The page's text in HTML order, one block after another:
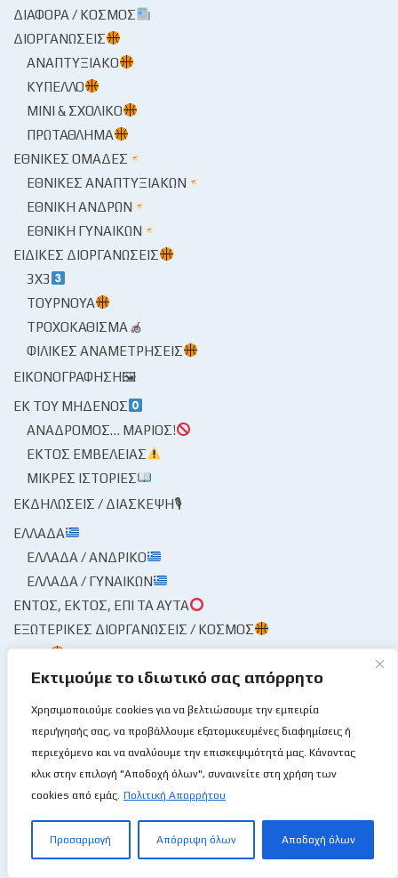
Εκτιμούμε το ιδιωτικό σας απόρρητο
Χρησιμοποιούμε cookies για να βελτιώσουμε την εμπειρία
περιήγησής σας, να προβάλλουμε εξατομικευμένες διαφημίσεις ή
περιεχόμενο και να αναλύουμε την επισκεψιμότητά μας. Κάνοντας
κλικ στην επιλογή "Αποδοχή όλων", συναινείτε στη χρήση των
cookies από εμάς. Πολιτική Απορρήτου
Προσαρμογή Απόρριψη όλων Αποδοχή όλων
ΔΙΆΦΟΡΑ / ΚΌΣΜΟΣ
ΔΙΟΡΓΑΝΏΣΕΙΣ
ΑΝΑΠΤΥΞΙΑΚΌ
ΚΎΠΕΛΛΟ
ΜΊΝΙ & ΣΧΟΛΙΚΌ
ΠΡΩΤΆΘΛΗΜΑ
ΕΘΝΙΚΈΣ ΟΜΆΔΕΣ
ΕΘΝΙΚΈΣ ΑΝΑΠΤΥΞΙΑΚΏΝ
ΕΘΝΙΚΉ ΑΝΔΡΏΝ
ΕΘΝΙΚΉ ΓΥΝΑΙΚΏΝ
ΕΙΔΙΚΈΣ ΔΙΟΡΓΑΝΏΣΕΙΣ
3X3
ΤΟΥΡΝΟΥΆ
ΤΡΟΧΟΚΆΘΙΣΜΑ
ΦΙΛΙΚΈΣ ΑΝΑΜΕΤΡΉΣΕΙΣ
ΕΙΚΟΝΟΓΡΆΦΗΣΗ🖼
ΕΚ ΤΟΥ ΜΗΔΕΝΌΣ
ΑΝΆΔΡΟΜΟΣ… ΜΆΡΙΟΣ!
ΕΚΤΌΣ ΕΜΒΈΛΕΙΑΣ
ΜΙΚΡΈΣ ΙΣΤΟΡΊΕΣ
ΕΚΔΗΛΏΣΕΙΣ / ΔΙΆΣΚΕΨΗ🎙
ΕΛΛΆΔΑ
ΕΛΛΆΔΑ / ΑΝΔΡΙΚΌ
ΕΛΛΆΔΑ / ΓΥΝΑΙΚΏΝ
ΕΝΤΌΣ, ΕΚΤΌΣ, ΕΠΊ ΤΑ ΑΥΤΆ
ΕΞΩΤΕΡΙΚΈΣ ΔΙΟΡΓΑΝΏΣΕΙΣ / ΚΌΣΜΟΣ
BCL
EUROPE CUP
ΕΥΡΩΛΊΓΚΑ
ΕΠΟΥΜΠΟΎΡΙΣΕΝ Ο ΤΌΠΟΣ!🌩
ΈΤΣΙ ΜΟΥ ΕΚΆΠΝΙΣΕΝ
Ο ΑΝΑΖΗΤΏΝ ΕΥΡΊΣΚΕΙ